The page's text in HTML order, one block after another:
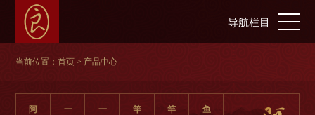
导航栏目
当前位置： 首页> 产品中心
阿
一
一
竿
竿
鱼